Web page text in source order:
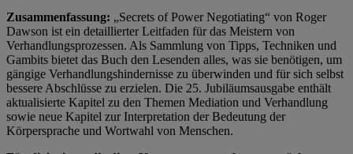
Zusammenfassung: „Secrets of Power Negotiating“ von Roger
Dawson ist ein detaillierter Leitfaden für das Meistern von
Verhandlungsprozessen. Als Sammlung von Tipps, Techniken und
Gambits bietet das Buch den Lesenden alles, was sie benötigen, um
gängige Verhandlungshindernisse zu überwinden und für sich selbst
bessere Abschlüsse zu erzielen. Die 25. Jubiläumsausgabe enthält
aktualisierte Kapitel zu den Themen Mediation und Verhandlung
sowie neue Kapitel zur Interpretation der Bedeutung der
Körpersprache und Wortwahl von Menschen.